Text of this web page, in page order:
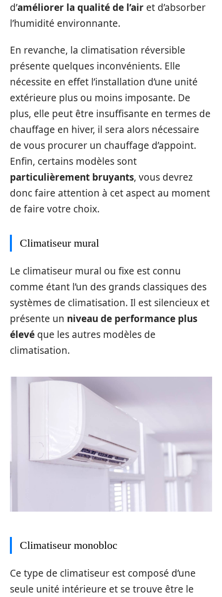
d’améliorer la qualité de l’air et d’absorber
l’humidité environnante.
En revanche, la climatisation réversible
présente quelques inconvénients. Elle
nécessite en effet l’installation d’une unité
extérieure plus ou moins imposante. De
plus, elle peut être insuffisante en termes de
chauffage en hiver, il sera alors nécessaire
de vous procurer un chauffage d’appoint.
Enfin, certains modèles sont
particulièrement bruyants, vous devrez
donc faire attention à cet aspect au moment
de faire votre choix.
Climatiseur mural
Le climatiseur mural ou fixe est connu
comme étant l’un des grands classiques des
systèmes de climatisation. Il est silencieux et
présente un niveau de performance plus
élevé que les autres modèles de
climatisation.
Climatiseur monobloc
Ce type de climatiseur est composé d’une
seule unité intérieure et se trouve être le